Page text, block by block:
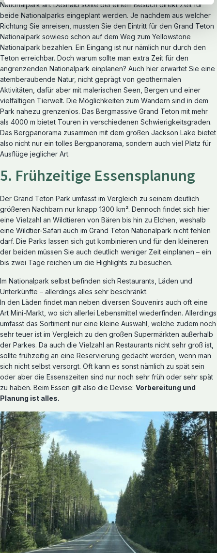
Nationalpark an. Deshalb sollte bei einem Besuch direkt Zeit für
beide Nationalparks eingeplant werden. Je nachdem aus welcher
Richtung Sie anreisen, mussten Sie den Eintritt für den Grand Teton
Nationalpark sowieso schon auf dem Weg zum Yellowstone
Nationalpark bezahlen. Ein Eingang ist nur nämlich nur durch den
Teton erreichbar. Doch warum sollte man extra Zeit für den
angrenzenden Nationalpark einplanen? Auch hier erwartet Sie eine
atemberaubende Natur, nicht geprägt von geothermalen
Aktivitäten, dafür aber mit malerischen Seen, Bergen und einer
vielfältigen Tierwelt. Die Möglichkeiten zum Wandern sind in dem
Park nahezu grenzenlos. Das Bergmassive Grand Teton mit mehr
als 4000 m bietet Touren in verschiedenen Schwierigkeitsgraden.
Das Bergpanorama zusammen mit dem großen Jackson Lake bietet
also nicht nur ein tolles Bergpanorama, sondern auch viel Platz für
Ausflüge jeglicher Art.
5. Frühzeitige Essensplanung
Der Grand Teton Park umfasst im Vergleich zu seinem deutlich
größeren Nachbarn nur knapp 1300 km². Dennoch findet sich hier
eine Vielzahl an Wildtieren von Bären bis hin zu Elchen, weshalb
eine Wildtier-Safari auch im Grand Teton Nationalpark nicht fehlen
darf. Die Parks lassen sich gut kombinieren und für den kleineren
der beiden müssen Sie auch deutlich weniger Zeit einplanen – ein
bis zwei Tage reichen um die Highlights zu besuchen.
Im Nationalpark selbst befinden sich Restaurants, Läden und
Unterkünfte – allerdings alles sehr beschränkt.
In den Läden findet man neben diversen Souvenirs auch oft eine
Art Mini-Markt, wo sich allerlei Lebensmittel wiederfinden. Allerdings
umfasst das Sortiment nur eine kleine Auswahl, welche zudem noch
sehr teuer ist im Vergleich zu den großen Supermärkten außerhalb
der Parkes. Da auch die Vielzahl an Restaurants nicht sehr groß ist,
sollte frühzeitig an eine Reservierung gedacht werden, wenn man
sich nicht selbst versorgt. Oft kann es sonst nämlich zu spät sein
oder aber die Essenszeiten sind nur noch sehr früh oder sehr spät
zu haben. Beim Essen gilt also die Devise: Vorbereitung und
Planung ist alles.